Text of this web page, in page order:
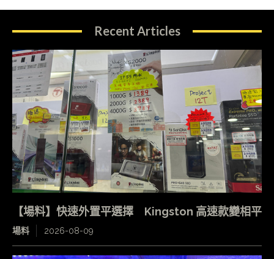
Recent Articles
【場料】快速外置平選擇 Kingston 高速款變相平
場料 2026-08-09